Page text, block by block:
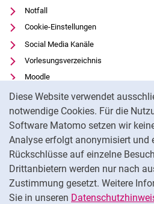
Diese Website verwendet
notwendige Cookies. Für die
Software Matomo setzen wir
Analyse erfolgt anonymisiert und
Rückschlüsse auf einzelne
Drittanbietern werden nur nach
Zustimmung gesetzt. Weitere
Sie in unseren
Notfall
Cookie-Einstellungen
Social Media Kanäle
Vorlesungsverzeichnis
Moodle
Panopto
Universitätsbibliothek
Datenschutz
Barrierefreiheit
Transparenter KI-Einsatz